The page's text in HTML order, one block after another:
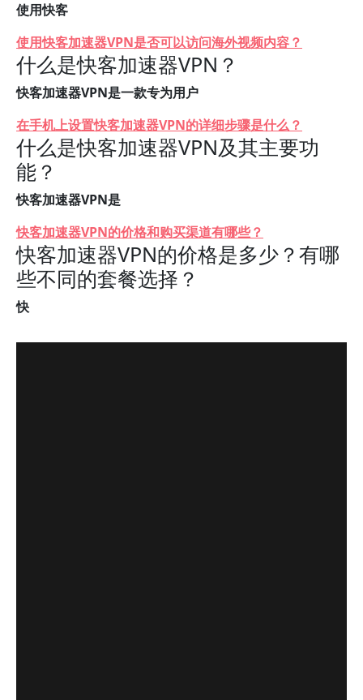
使用快客
使用快客加速器VPN是否可以访问海外视频内容？
什么是快客加速器VPN？
快客加速器VPN是一款专为用户
在手机上设置快客加速器VPN的详细步骤是什么？
什么是快客加速器VPN及其主要功
能？
快客加速器VPN是
快客加速器VPN的价格和购买渠道有哪些？
快客加速器VPN的价格是多少？有哪
些不同的套餐选择？
快